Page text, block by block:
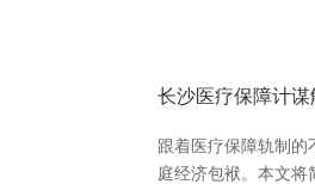
长沙医疗保障计
跟着医疗保障轨制
庭经济包袱。本文